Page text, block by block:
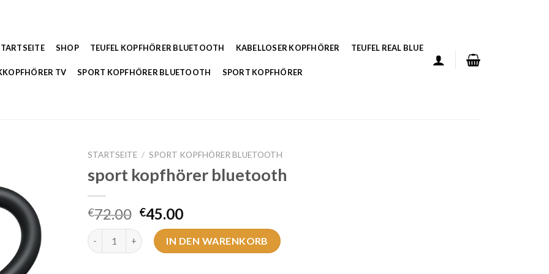
SHOP TEUFEL KOPFHÖRER BLUETOOTH KABELLOSER KOPFHÖRER TEUFEL REAL BLUE
TV SPORT KOPFHÖRER BLUETOOTH SPORT KOPFHÖRER
STARTSEITE / SPORT KOPFHÖRER BLUETOOTH
sport kopfhörer bluetooth
€72.00 €45.00
sport kopfhörer bluetooth Menge
IN DEN WARENKORB